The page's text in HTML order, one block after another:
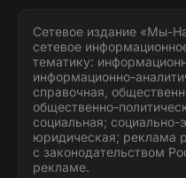
Сетевое издание «Мы-
сетевое
тематику:
информационно-
справочная,
общественно-
социальная; социально-
юридическая; реклама
с законодательством
рекламе.